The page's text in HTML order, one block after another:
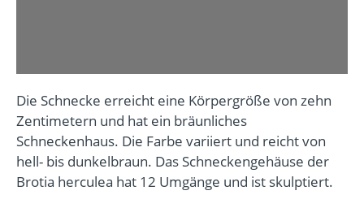
Die Schnecke erreicht eine Körpergröße von zehn
Zentimetern und hat ein bräunliches
Schneckenhaus. Die Farbe variiert und reicht von
hell- bis dunkelbraun. Das Schneckengehäuse der
Brotia herculea hat 12 Umgänge und ist skulptiert.